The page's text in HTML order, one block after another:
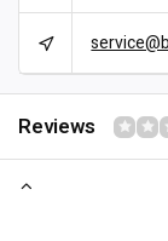
Reviews